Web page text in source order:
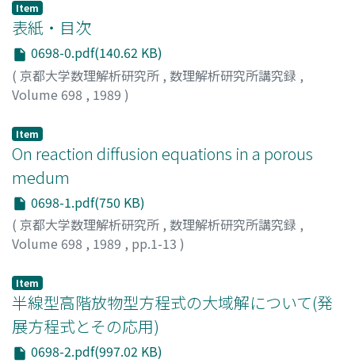
Item
表紙・目次
0698-0.pdf(140.62 KB)
( 京都大学数理解析研究所 , 数理解析研究所講究録 ,
Volume 698 , 1989 )
Item
On reaction diffusion equations in a porous
medum
0698-1.pdf(750 KB)
( 京都大学数理解析研究所 , 数理解析研究所講究録 ,
Volume 698 , 1989 , pp.1-13 )
Item
半線型高階放物型方程式の大域解について(発
展方程式とその応用)
0698-2.pdf(997.02 KB)